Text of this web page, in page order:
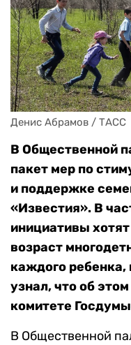
Денис Абрамов / ТАСС
В Общественной
пакет мер по
и поддержке
«Известия». В
инициативы
возраст
каждого ребенка,
узнал, что об
комитете
В Общественной